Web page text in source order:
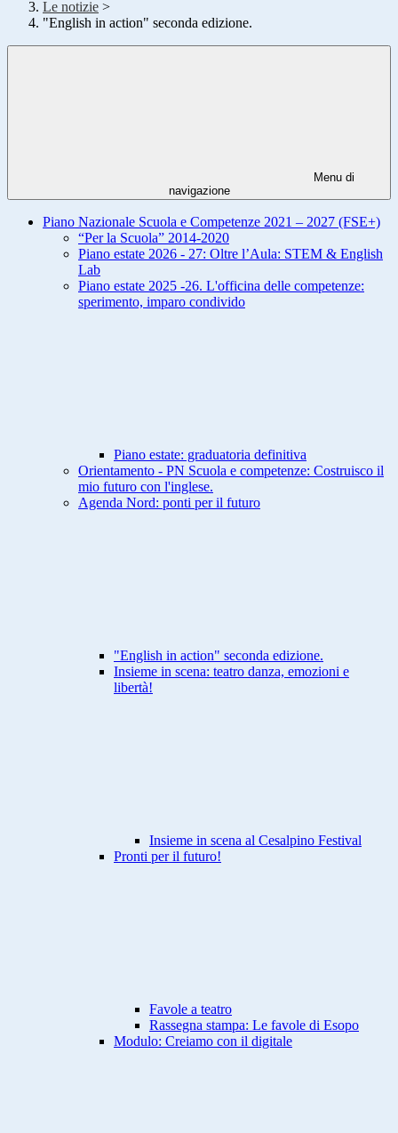
Le notizie >
"English in action" seconda edizione.
Menu di
navigazione
Piano Nazionale Scuola e Competenze 2021 – 2027 (FSE+)
“Per la Scuola” 2014-2020
Piano estate 2026 - 27: Oltre l’Aula: STEM & English
Lab
Piano estate 2025 -26. L'officina delle competenze:
sperimento, imparo condivido
Piano estate: graduatoria definitiva
Orientamento - PN Scuola e competenze: Costruisco il
mio futuro con l'inglese.
Agenda Nord: ponti per il futuro
"English in action" seconda edizione.
Insieme in scena: teatro danza, emozioni e
libertà!
Insieme in scena al Cesalpino Festival
Pronti per il futuro!
Favole a teatro
Rassegna stampa: Le favole di Esopo
Modulo: Creiamo con il digitale